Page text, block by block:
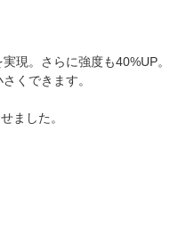
現。さらに強度も40%UP。
くできます。
ました。